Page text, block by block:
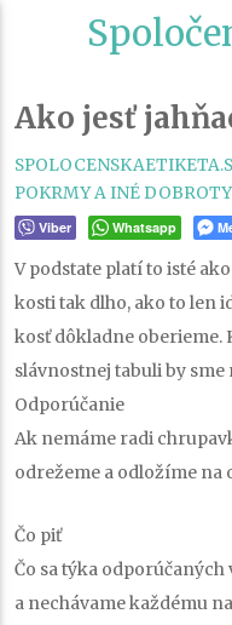
Ako jesť
POKRMY A INÉ DOBROTY
Viber Whatsapp
V podstate platí to isté
kosti tak dlho, ako to len
kosť dôkladne oberieme.
slávnostnej tabuli by
Odporúčanie
Ak nemáme radi
odrežeme a odložíme na
Čo piť
Čo sa týka
a nechávame každému